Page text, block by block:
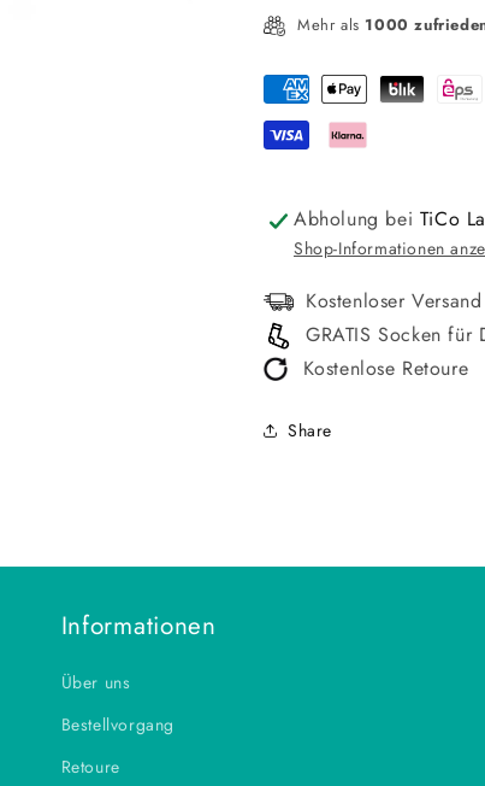
Unisex
Night/Camo
Unisex
Night/
Mehr als 1000
Zahlungsmethoden
Abholung bei TiCo
Shop-Informationen
Kostenloser
GRATIS Socken
Kostenlose Retoure
Share
Informationen
Über uns
Bestellvorgang
Retoure